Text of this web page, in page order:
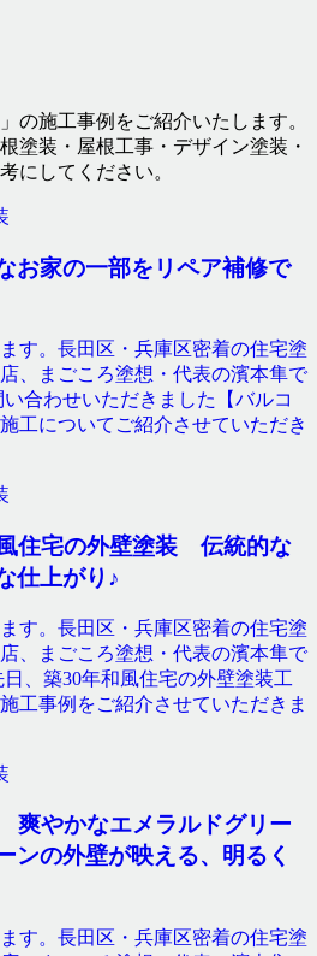
の施工事例をご紹介いたします。
塗装・屋根工事・デザイン塗装・
にしてください。
お家の一部をリペア補修で
す。長田区・兵庫区密着の住宅塗
、まごころ塗想・代表の濱本隼で
合わせいただきました【バルコ
工についてご紹介させていただき
住宅の外壁塗装 伝統的な
仕上がり♪
す。長田区・兵庫区密着の住宅塗
、まごころ塗想・代表の濱本隼で
、築30年和風住宅の外壁塗装工
工事例をご紹介させていただきま
やかなエメラルドグリー
ンの外壁が映える、明るく
す。長田区・兵庫区密着の住宅塗